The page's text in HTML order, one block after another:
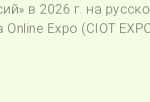
в 2026 г. на
Expo (CIOT